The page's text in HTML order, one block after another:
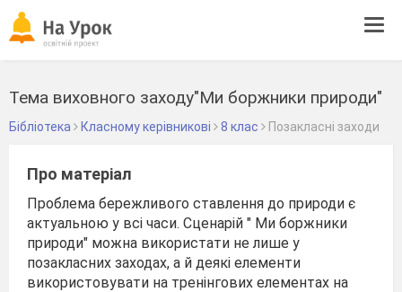
Тема виховного заходу"Ми боржники природи"
Бібліотека Класному керівникові 8 клас Позакласні заходи
Про матеріал
Проблема бережливого ставлення до природи є
актуальною у всі часи. Сценарій " Ми боржники
природи" можна використати не лише у
позакласних заходах, а й деякі елементи
використовувати на тренінгових елементах на